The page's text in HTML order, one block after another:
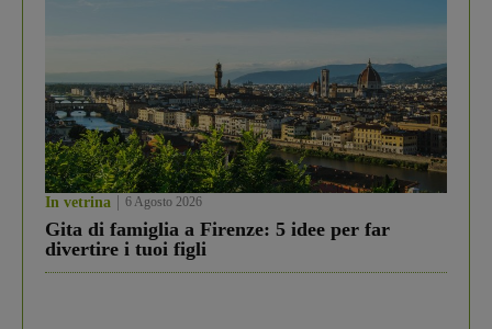
In vetrina 6 Agosto 2026
Gita di famiglia a Firenze: 5 idee per far
divertire i tuoi figli